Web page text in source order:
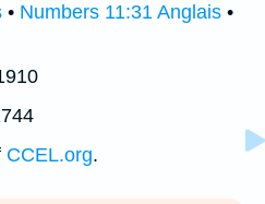
• Numbers 11:31 Anglais •
CCEL.org.